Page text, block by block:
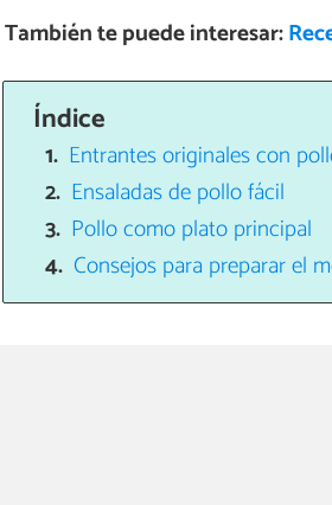
También te puede interesar:
Índice
Entrantes originales con
Ensaladas de pollo fácil
Pollo como plato principal
Consejos para preparar el